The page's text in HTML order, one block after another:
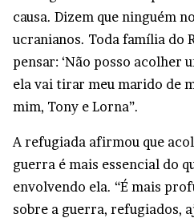
causa. Dizem que ninguém
ucranianos. Toda família do
pensar: ‘Não posso acolher
ela vai tirar meu marido de
mim, Tony e Lorna”.
A refugiada afirmou que
guerra é mais essencial do
envolvendo ela. “É mais
sobre a guerra, refugiados,